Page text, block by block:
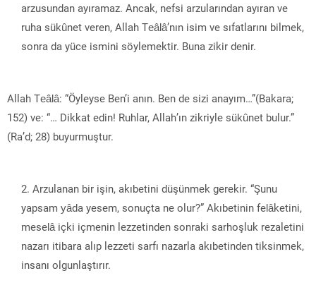
arzusundan ayıramaz. Ancak, nefsi arzularından ayıran ve
ruha sükûnet veren, Allah Teâlâ’nın isim ve sıfatlarını bilmek,
sonra da yüce ismini söylemektir. Buna zikir denir.
Allah Teâlâ: “Öyleyse Ben’i anın. Ben de sizi anayım…”(Bakara;
152) ve: “… Dikkat edin! Ruhlar, Allah’ın zikriyle sükûnet bulur.”
(Ra’d; 28) buyurmuştur.
Arzulanan bir işin, akıbetini düşünmek gerekir. “Şunu
yapsam yâda yesem, sonuçta ne olur?” Akıbetinin felâketini,
meselâ içki içmenin lezzetinden sonraki sarhoşluk rezaletini
nazarı itibara alıp lezzeti sarfı nazarla akıbetinden tiksinmek,
insanı olgunlaştırır.